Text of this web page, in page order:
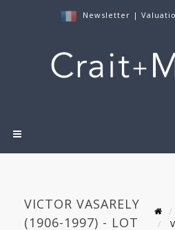
Newsletter |
VICTOR VASARELY
(1906-1997) - LOT